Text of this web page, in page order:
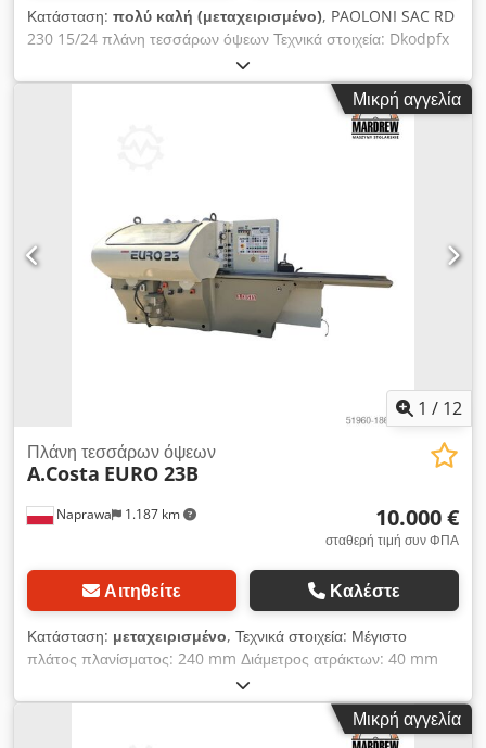
Κατάσταση: πολύ καλή (μεταχειρισμένο), PAOLONI SAC RD
230 15/24 πλάνη τεσσάρων όψεων Τεχνικά στοιχεία: Dkodpfx
Aouy H Nwsi Ujr Μέγιστο πλάτος πλάνισης: 230 mm Μέγιστο
ύψος πλάνισης: 120 mm Διάμετρος ατράκτου: 40 mm Αριθμός
ατράκτων: 4 Σειρά ατράκτων: κάτω δεξιά αριστερά πάνω
Αριθμός των άνω χαλύβδινων κυλίνδρων έλξης: 2 Αριθμός άνω
Χειροκίνητη ανύψωση γραφείου Τροφοδοσία ρεύματος: 400 V
Συνολική ισχύς: 21 kw Συνολικές διαστάσεις: Μήκος: 3280 mm
Πλάτος: 1290 mm Ύψος: 1500 mm
Μικρή αγγελία
1 / 12
Naprawa 1.187 km
Πλάνη τεσσάρων όψεων
A.Costa EURO 23B
10.000 €
σταθερή τιμή συν ΦΠΑ
Αιτηθείτε Καλέστε
Κατάσταση: μεταχειρισμένο, Τεχνικά στοιχεία: Μέγιστο
πλάτος πλανίσματος: 240 mm Διάμετρος ατράκτων: 40 mm
Αριθμός ατράκτων: 5 Σειρά ατράκτων: κάτω δεξιά αριστερά
πάνω κάτω Κάθε άτρακτος με ξεχωριστό κινητήρα Αριθμός
επάνω ταινιών έλξης από ατσάλι: 4 Αριθμός επάνω ταινιών
Μικρή αγγελία